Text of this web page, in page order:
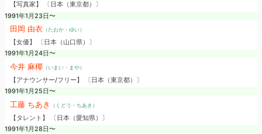
【写真家】 〔日本（東京都）〕
1991年1月23日〜
田岡 由衣（たおか・ゆい）
【女優】 〔日本（山口県）〕
1991年1月24日〜
今井 麻椰（いまい・まや）
【アナウンサー/フリー】 〔日本（東京都）〕
1991年1月25日〜
工藤 ちあき （くどう・ちあき）
【タレント】 〔日本（愛知県）〕
1991年1月28日〜